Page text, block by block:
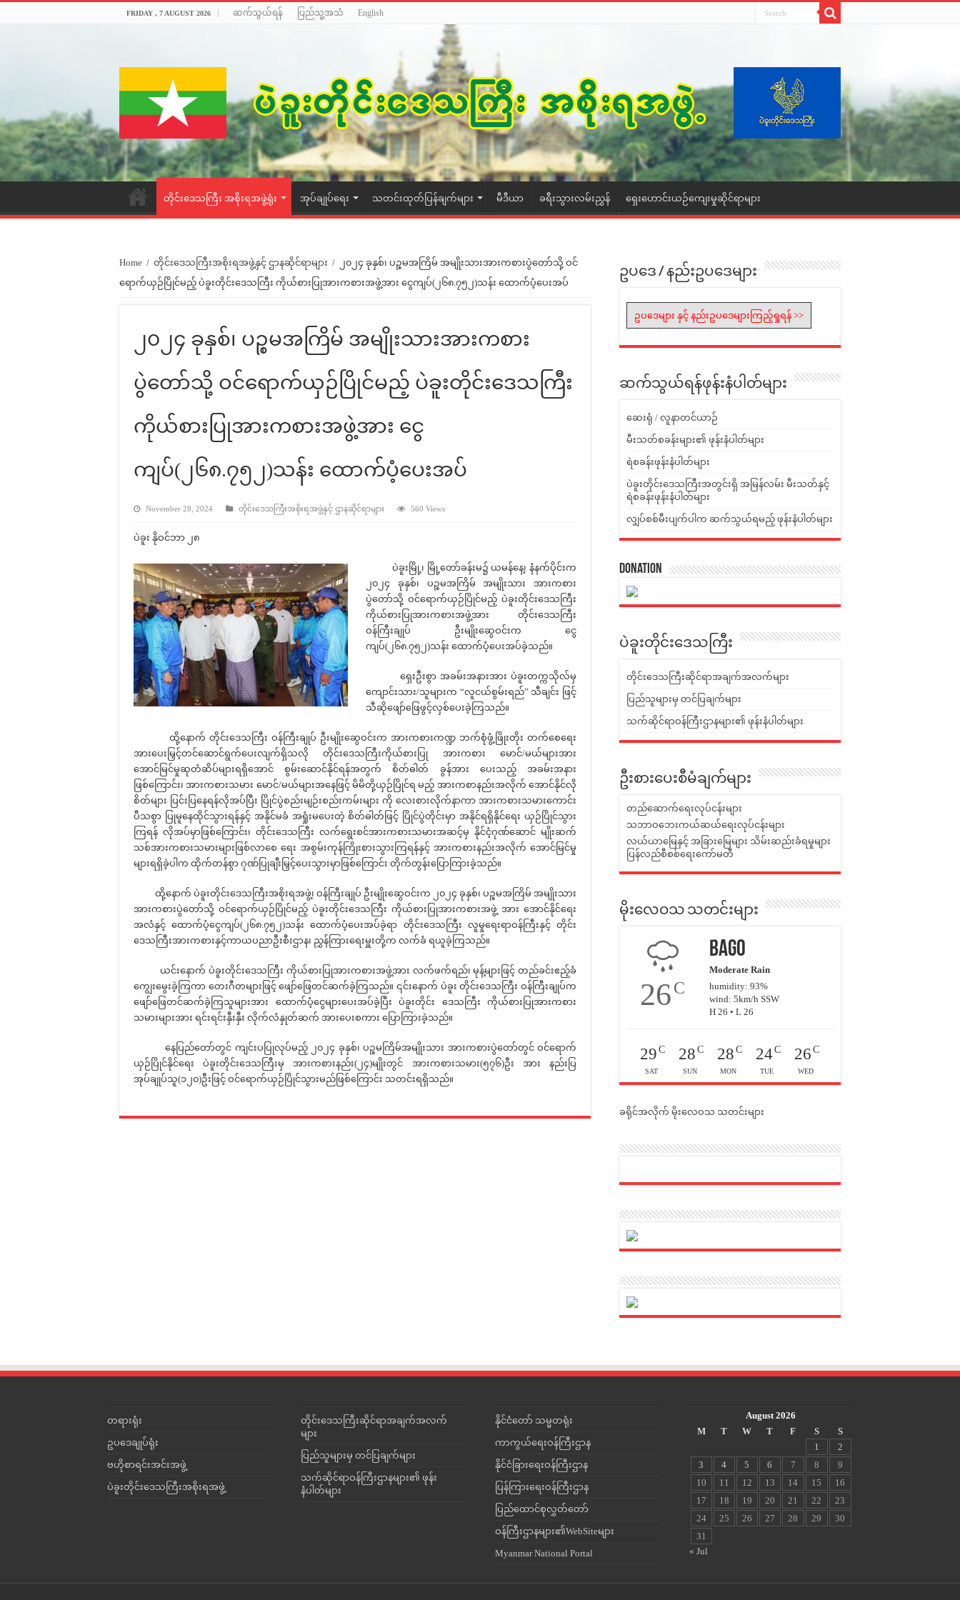
FRIDAY , 7 AUGUST 2026 ဆက်သွယ်ရန် ပြည်သူ့အသံ English
တိုင်းဒေသကြီး အစိုးရအဖွဲ့ရုံး အုပ်ချုပ်ရေး သတင်းထုတ်ပြန်ချက်များ မီဒီယာ ခရီးသွားလမ်းညွှန် ရှေးဟောင်းယဉ်ကျေးမှုဆိုင်ရာများ
Home / တိုင်းဒေသကြီးအစိုးရအဖွဲ့နှင့် ဌာနဆိုင်ရာများ /
၂၀၂၄ ခုနှစ်၊ ပဉ္စမအကြိမ် အမျိုးသားအားကစားပွဲတော်သို့ ဝင်
ရောက်ယှဉ်ပြိုင်မည့် ပဲခူးတိုင်းဒေသကြီး ကိုယ်စားပြုအားကစားအဖွဲ့အား ငွေကျပ်(၂၆၈.၇၅၂)သန်း ထောက်ပံ့ပေးအပ်
၂၀၂၄ ခုနှစ်၊ ပဉ္စမအကြိမ် အမျိုးသားအားကစား
ပွဲတော်သို့ ဝင်ရောက်ယှဉ်ပြိုင်မည့် ပဲခူးတိုင်းဒေသကြီး
ကိုယ်စားပြုအားကစားအဖွဲ့အား ငွေ
ကျပ်(၂၆၈.၇၅၂)သန်း ထောက်ပံ့ပေးအပ်
November 28, 2024 တိုင်းဒေသကြီးအစိုးရအဖွဲ့နှင့် ဌာနဆိုင်ရာများ 560 Views
ပဲခူး နိုဝင်ဘာ ၂၈
ပဲခူးမြို့၊ မြို့တော်ခန်းမ၌ ယမန်နေ့၊ နံနက်ပိုင်းက
၂၀၂၄ ခုနှစ်၊ ပဉ္စမအကြိမ် အမျိုးသား အားကစား
ပွဲတော်သို့ ဝင်ရောက်ယှဉ်ပြိုင်မည့် ပဲခူးတိုင်းဒေသကြီး
ကိုယ်စားပြုအားကစားအဖွဲ့အား တိုင်းဒေသကြီး
ဝန်ကြီးချုပ် ဦးမျိုးဆွေဝင်းက ငွေ
ကျပ်(၂၆၈.၇၅၂)သန်း ထောက်ပံ့ပေးအပ်ခဲ့သည်။
ရှေးဦးစွာ အခမ်းအနားအား ပဲခူးတက္ကသိုလ်မှ
ကျောင်းသား/သူများက “လူငယ်စွမ်းရည်” သီချင်း ဖြင့်
သီဆိုဖျော်ဖြေဖွင့်လှစ်ပေးခဲ့ကြသည်။
ထို့နောက် တိုင်းဒေသကြီး ဝန်ကြီးချုပ် ဦးမျိုးဆွေဝင်းက အားကစားကဏ္ဍ ဘက်စုံဖွံ့ဖြိုးတိုး တက်စေရေး
အားပေးမြှင့်တင်ဆောင်ရွက်ပေးလျက်ရှိသလို တိုင်းဒေသကြီးကိုယ်စားပြု အားကစား မောင်/မယ်များအား
အောင်မြင်မှုဆုတံဆိပ်များရရှိအောင် စွမ်းဆောင်နိုင်ရန်အတွက် စိတ်ဓါတ် ခွန်အား ပေးသည့် အခမ်းအနား
ဖြစ်ကြောင်း၊ အားကစားသမား မောင်/မယ်များအနေဖြင့် မိမိတို့ယှဉ်ပြိုင်ရ မည့် အားကစာနည်းအလိုက် အောင်နိုင်လို
စိတ်များ ပြင်းပြနေရန်လိုအပ်ပြီး ပြိုင်ပွဲစည်းမျဉ်းစည်းကမ်းများ ကို လေးစားလိုက်နာကာ အားကစားသမားကောင်း
ပီသစွာ ပြုမူနေထိုင်သွားရန်နှင့် အနိုင်မခံ အရှုံးမပေးတဲ့ စိတ်ဓါတ်ဖြင့် ပြိုင်ပွဲတိုင်းမှာ အနိုင်ရရှိနိုင်ရေး ယှဉ်ပြိုင်သွား
ကြရန် လိုအပ်မှာဖြစ်ကြောင်း၊ တိုင်းဒေသကြီး လက်ရွေးစင်အားကစားသမားအဆင့်မှ နိုင်ငံ့ဂုဏ်ဆောင် မျိုးဆက်
သစ်အားကစားသမားများဖြစ်လာစေ ရေး အစွမ်းကုန်ကြိုးစားသွားကြရန်နှင့် အားကစားနည်းအလိုက် အောင်မြင်မှု
များရရှိခဲ့ပါက ထိုက်တန်စွာ ဂုဏ်ပြုချီးမြှင့်ပေးသွားမှာဖြစ်ကြောင်း တိုက်တွန်းပြောကြားခဲ့သည်။
ထို့နောက် ပဲခူးတိုင်းဒေသကြီးအစိုးရအဖွဲ့၊ ဝန်ကြီးချုပ် ဦးမျိုးဆွေဝင်းက ၂၀၂၄ ခုနှစ်၊ ပဉ္စမအကြိမ် အမျိုးသား
အားကစားပွဲတော်သို့ ဝင်ရောက်ယှဉ်ပြိုင်မည့် ပဲခူးတိုင်းဒေသကြီး ကိုယ်စားပြုအားကစားအဖွဲ့ အား အောင်နိုင်ရေး
အလံနှင့် ထောက်ပံ့ငွေကျပ်(၂၆၈.၇၅၂)သန်း ထောက်ပံ့ပေးအပ်ခဲ့ရာ တိုင်းဒေသကြီး လူမှုရေးရာဝန်ကြီးနှင့် တိုင်း
ဒေသကြီးအားကစားနှင့်ကာယပညာဦးစီးဌာန၊ ညွှန်ကြားရေးမှူးတို့က လက်ခံ ရယူခဲ့ကြသည်။
ယင်းနောက် ပဲခူးတိုင်းဒေသကြီး ကိုယ်စားပြုအားကစားအဖွဲ့အား လက်ဖက်ရည်၊ မုန့်များဖြင့် တည်ခင်းဧည့်ခံ
ကျွေးမွေးခဲ့ကြကာ တေးဂီတများဖြင့် ဖျော်ဖြေတင်ဆက်ခဲ့ကြသည်။ ၎င်းနောက် ပဲခူး တိုင်းဒေသကြီး ဝန်ကြီးချုပ်က
ဖျော်ဖြေတင်ဆက်ခဲ့ကြသူများအား ထောက်ပံ့ငွေများပေးအပ်ခဲ့ပြီး ပဲခူးတိုင်း ဒေသကြီး ကိုယ်စားပြုအားကစား
သမားများအား ရင်းရင်းနှီးနှီး လိုက်လံနှုတ်ဆက် အားပေးစကား ပြောကြားခဲ့သည်။
နေပြည်တော်တွင် ကျင်းပပြုလုပ်မည့် ၂၀၂၄ ခုနှစ်၊ ပဉ္စမကြိမ်အမျိုးသား အားကစားပွဲတော်တွင် ဝင်ရောက်
ယှဉ်ပြိုင်နိုင်ရေး ပဲခူးတိုင်းဒေသကြီးမှ အားကစားနည်း(၂၄)မျိုးတွင် အားကစားသမား(၅၇၆)ဦး အား နည်းပြ
အုပ်ချုပ်သူ(၁၂၀)ဦးဖြင့် ဝင်ရောက်ယှဉ်ပြိုင်သွားမည်ဖြစ်ကြောင်း သတင်းရရှိသည်။
ဥပဒေ / နည်းဥပဒေများ
ဥပဒေများ နှင့် နည်းဥပဒေများကြည့်ရှုရန် >>
ဆက်သွယ်ရန်ဖုန်းနံပါတ်များ
ဆေးရုံ / လူနာတင်ယာဉ်
မီးသတ်စခန်းများ၏ ဖုန်းနံပါတ်များ
ရဲစခန်းဖုန်းနံပါတ်များ
ပဲခူးတိုင်းဒေသကြီးအတွင်းရှိ အမြန်လမ်း မီးသတ်နှင့်
ရဲစခန်းဖုန်းနံပါတ်များ
လျှပ်စစ်မီးပျက်ပါက ဆက်သွယ်ရမည့် ဖုန်းနံပါတ်များ
Donation
ပဲခူးတိုင်းဒေသကြီး
တိုင်းဒေသကြီးဆိုင်ရာအချက်အလက်များ
ပြည်သူများမှ တင်ပြချက်များ
သက်ဆိုင်ရာဝန်ကြီးဌာနများ၏ ဖုန်းနံပါတ်များ
ဦးစားပေးစီမံချက်များ
တည်ဆောက်ရေးလုပ်ငန်းများ
သဘာဝဘေးကယ်ဆယ်ရေးလုပ်ငန်းများ
လယ်ယာမြေနှင့် အခြားမြေများ သိမ်းဆည်းခံရမှုများ
ပြန်လည်စီစစ်ရေးကော်မတီ
မိုးလေဝသ သတင်းများ
26C
Bago
Moderate Rain
humidity: 93%
wind: 5km/h SSW
H 26 • L 26
29 C
SAT
28 C
SUN
28 C
MON
24C
TUE
26 C
WED
ခရိုင်အလိုက် မိုးလေဝသ သတင်းများ
တရားရုံး
ဥပဒေချုပ်ရုံး
ဗဟိုစာရင်းအင်းအဖွဲ့
ပဲခူးတိုင်းဒေသကြီးအစိုးရအဖွဲ့
တိုင်းဒေသကြီးဆိုင်ရာအချက်အလက်
များ
ပြည်သူများမှ တင်ပြချက်များ
သက်ဆိုင်ရာဝန်ကြီးဌာနများ၏ ဖုန်း
နံပါတ်များ
နိုင်ငံတော် သမ္မတရုံး
ကာကွယ်ရေးဝန်ကြီးဌာန
နိုင်ငံခြားရေးဝန်ကြီးဌာန
ပြန်ကြားရေးဝန်ကြီးဌာန
ပြည်ထောင်စုလွှတ်တော်
ဝန်ကြီးဌာနများ၏WebSiteများ
Myanmar National Portal
August 2026
M
T W T F S
S
1
2
3
4 5 6 7 8
9
10
11 12 13 14 15
16
17
18 19 20 21 22
23
24
25 26 27 28 29
30
31
« Jul